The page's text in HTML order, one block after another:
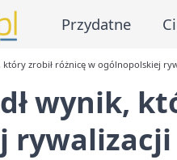
Przydatne
który zrobił różnicę w ogólnopolskiej
wynik,
rywalizacji